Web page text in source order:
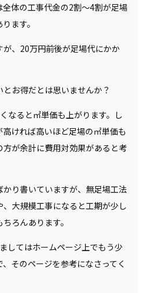
体の工事代金の2割〜4割が足場
ます。
、20万円前後が足場代にかか
お得だとは思いませんか？
なると㎡単価も上がります。し
ければ高いほど足場の㎡単価も
方が余計に費用対効果があると考
り書いていますが、無足場工法
大規模工事になると工期が少し
ろんあります。
してはホームページ上でもう少
そのページを参考になさってく